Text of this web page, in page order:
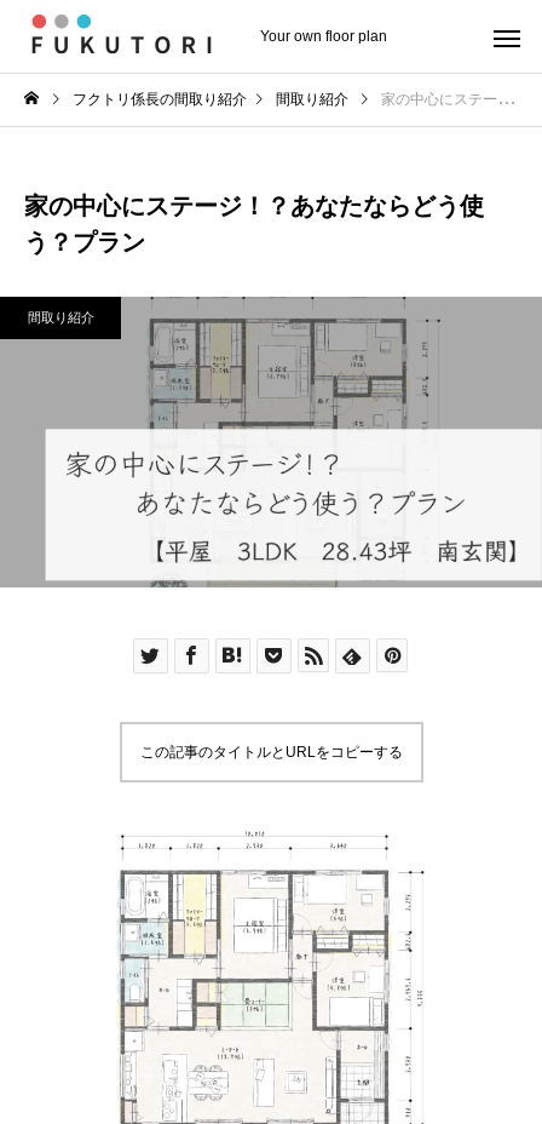
Your own floor plan
フクトリ係長の間取り紹介 間取り紹介 家の中心にステージ！？あなたならどう使う？プラン
家の中心にステージ！？あなたならどう使
う？プラン
間取り紹介
この記事のタイトルとURLをコピーする